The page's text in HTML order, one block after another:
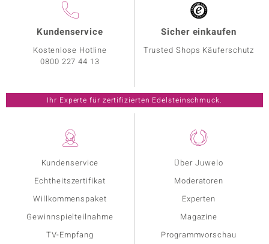
Kundenservice
Echtheitszertifikat
Willkommenspaket
Gewinnspielteilnahme
TV-Empfang
Über Juwelo
Moderatoren
Experten
Magazine
Programmvorschau
Kundenservice
Kostenlose Hotline
0800 227 44 13
Sicher einkaufen
Trusted Shops Käuferschutz
Ihr Experte für zertifizierten Edelsteinschmuck.